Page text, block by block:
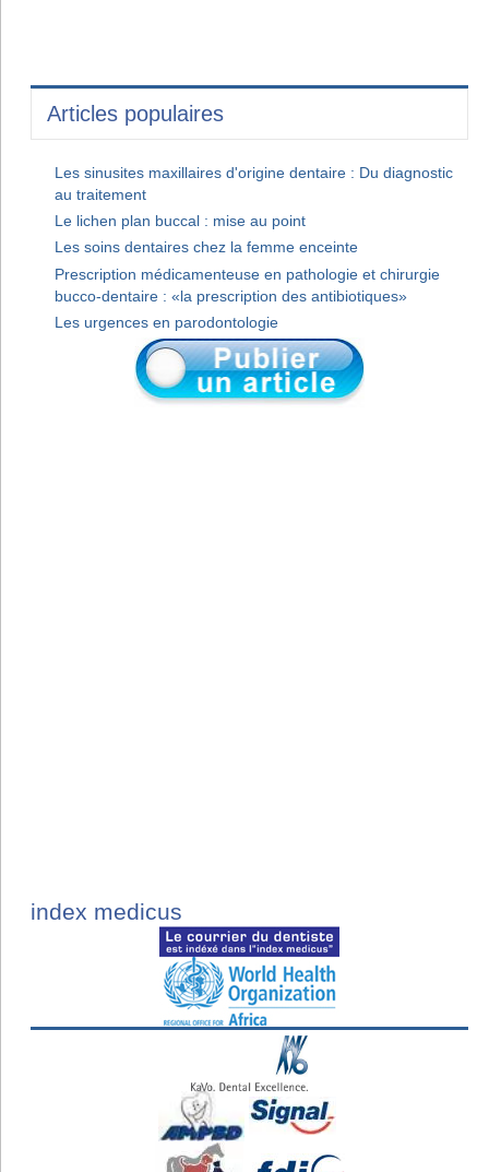
Articles populaires
Les sinusites maxillaires d'origine dentaire : Du diagnostic
au traitement
Le lichen plan buccal : mise au point
Les soins dentaires chez la femme enceinte
Prescription médicamenteuse en pathologie et chirurgie
bucco-dentaire : «la prescription des antibiotiques»
Les urgences en parodontologie
index medicus